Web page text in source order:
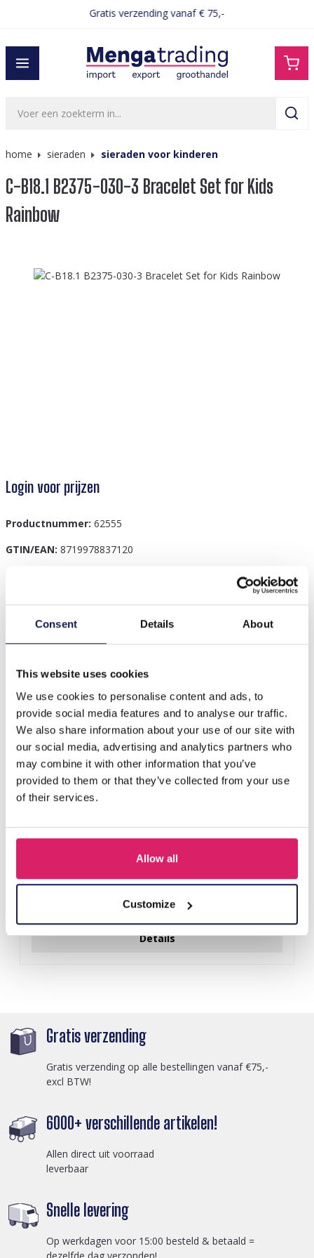
Consent Details About
This website uses cookies
We use cookies to personalise content and ads, to
provide social media features and to analyse our traffic.
We also share information about your use of our site with
our social media, advertising and analytics partners who
may combine it with other information that you’ve
provided to them or that they’ve collected from your use
of their services.
Allow all
Customize
Gratis verzending vanaf € 75,-
home sieraden sieraden voor kinderen
C-B18.1 B2375-030-3 Bracelet Set for Kids
Rainbow
Afbeeldingengalerij overslaan
Login voor prijzen
Productnummer: 62555
GTIN/EAN: 8719978837120
Beschrijving
C-B18.1 B2375-030-3 Bracelet Set for Kids Rainbow
Anderen kochten ook
F-A1.2 B1030-002 DIY Bracelet Set for Kids
Login voor prijzen
Details
Gratis verzending
Gratis verzending op alle bestellingen vanaf €75,-
excl BTW!
6000+ verschillende artikelen!
Allen direct uit voorraad
leverbaar
Snelle levering
Op werkdagen voor 15:00 besteld & betaald =